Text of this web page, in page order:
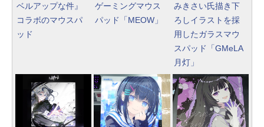
ベルアップな件』
コラボのマウスパ
ッド
ゲーミングマウス
パッド「MEOW」
みきさい氏描き下
ろしイラストを採
用したガラスマウ
スパッド「GMeLA
月灯」